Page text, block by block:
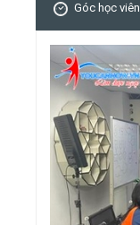
Góc học viên